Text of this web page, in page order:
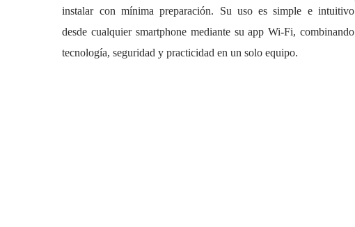
instalar con mínima preparación. Su uso es simple e intuitivo
desde cualquier smartphone mediante su app Wi-Fi, combinando
tecnología, seguridad y practicidad en un solo equipo.